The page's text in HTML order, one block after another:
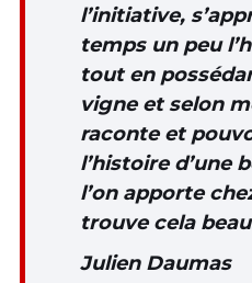
l’initiative,
temps un peu
tout en
vigne et selon
raconte et
l’histoire d’une
l’on apporte
trouve cela
Julien Daumas